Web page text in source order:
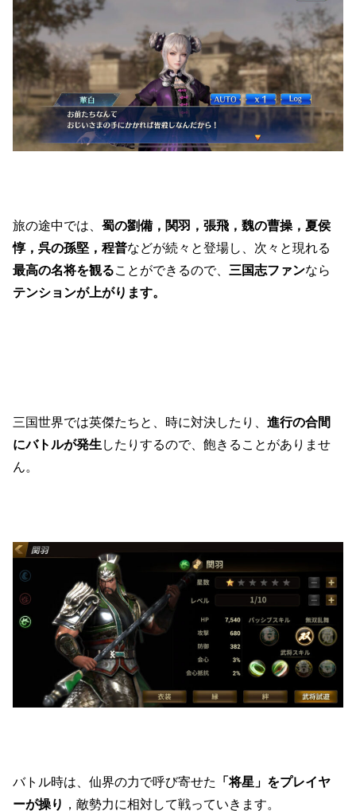
旅の途中では、蜀の劉備，関羽，張飛，魏の曹操，夏侯
惇，呉の孫堅，程普などが続々と登場し、次々と現れる
最高の名将を観ることができるので、 三国志ファンなら
テンションが上がります。
三国世界では英傑たちと、時に対決したり、進行の合間
にバトルが発生 したりするので、飽きることがありませ
ん。
バトル時は、仙界の力で呼び寄せた
「将星」をプレイヤ
ーが操り ，敵勢力に相対して戦っていきます。